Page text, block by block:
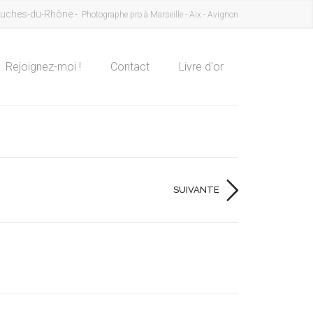
du-Rhône - Photographe pro à Marseille - Aix - Avignon
Rejoignez-moi ! Contact Livre d'or
SUIVANTE